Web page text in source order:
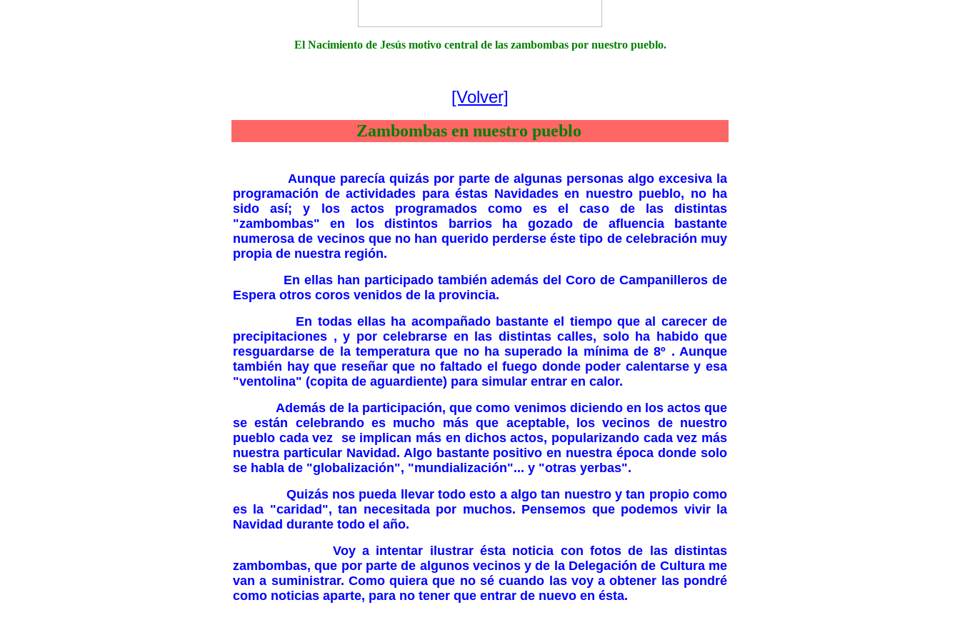
El Nacimiento de Jesús motivo central de las zambombas por nuestro pueblo.
[Volver]
Zambombas en nuestro pueblo
Aunque parecía quizás por parte de algunas personas algo excesiva la
programación de actividades para éstas Navidades en nuestro pueblo, no ha
sido así; y los actos programados como es el caso de las distintas
"zambombas" en los distintos barrios ha gozado de afluencia bastante
numerosa de vecinos que no han querido perderse éste tipo de celebración muy
propia de nuestra región.
En ellas han participado también además del Coro de Campanilleros de
Espera otros coros venidos de la provincia.
En todas ellas ha acompañado bastante el tiempo que al carecer de
precipitaciones , y por celebrarse en las distintas calles, solo ha habido que
resguardarse de la temperatura que no ha superado la mínima de 8º . Aunque
también hay que reseñar que no faltado el fuego donde poder calentarse y esa
"ventolina" (copita de aguardiente) para simular entrar en calor.
Además de la participación, que como venimos diciendo en los actos que
se están celebrando es mucho más que aceptable, los vecinos de nuestro
pueblo cada vez se implican más en dichos actos, popularizando cada vez más
nuestra particular Navidad. Algo bastante positivo en nuestra época donde solo
se habla de "globalización", "mundialización"... y "otras yerbas".
Quizás nos pueda llevar todo esto a algo tan nuestro y tan propio como
es la "caridad", tan necesitada por muchos. Pensemos que podemos vivir la
Navidad durante todo el año.
Voy a intentar ilustrar ésta noticia con fotos de las distintas
zambombas, que por parte de algunos vecinos y de la Delegación de Cultura me
van a suministrar. Como quiera que no sé cuando las voy a obtener las pondré
como noticias aparte, para no tener que entrar de nuevo en ésta.